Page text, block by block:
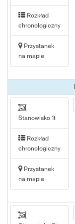
Rozkład
chronologiczny
Przystanek
na mapie
Stanowisko 1t
Rozkład
chronologiczny
Przystanek
na mapie